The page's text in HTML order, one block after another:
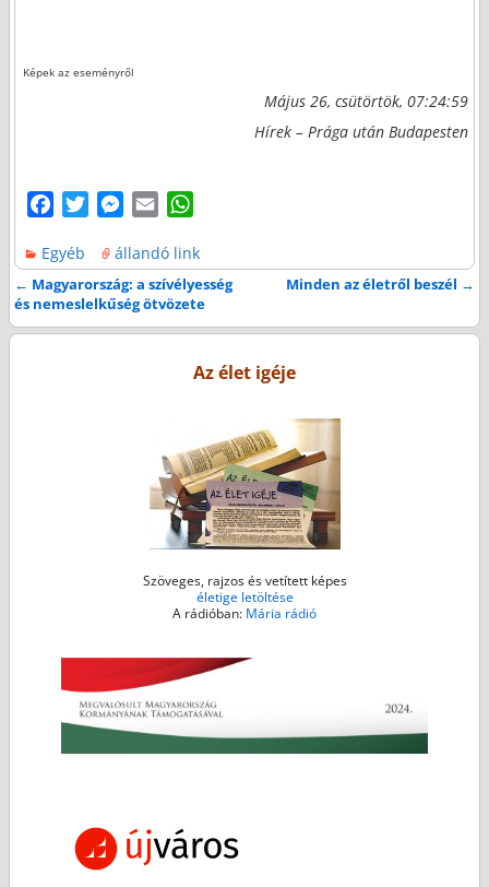
Képek az eseményről
Május 26, csütörtök, 07:24:59
Hírek – Prága után Budapesten
c
e
b
o
t
t
e
M
s
s
e
n
a
i
l
a
t
s
A
p
p
Egyéb állandó link
Bejegyzés navigáció
← Magyarország: a szívélyesség
és nemeslelkűség ötvözete
Minden az életről beszél →
Az élet igéje
Szöveges, rajzos és vetített képes
életige letöltése
A rádióban: Mária rádió